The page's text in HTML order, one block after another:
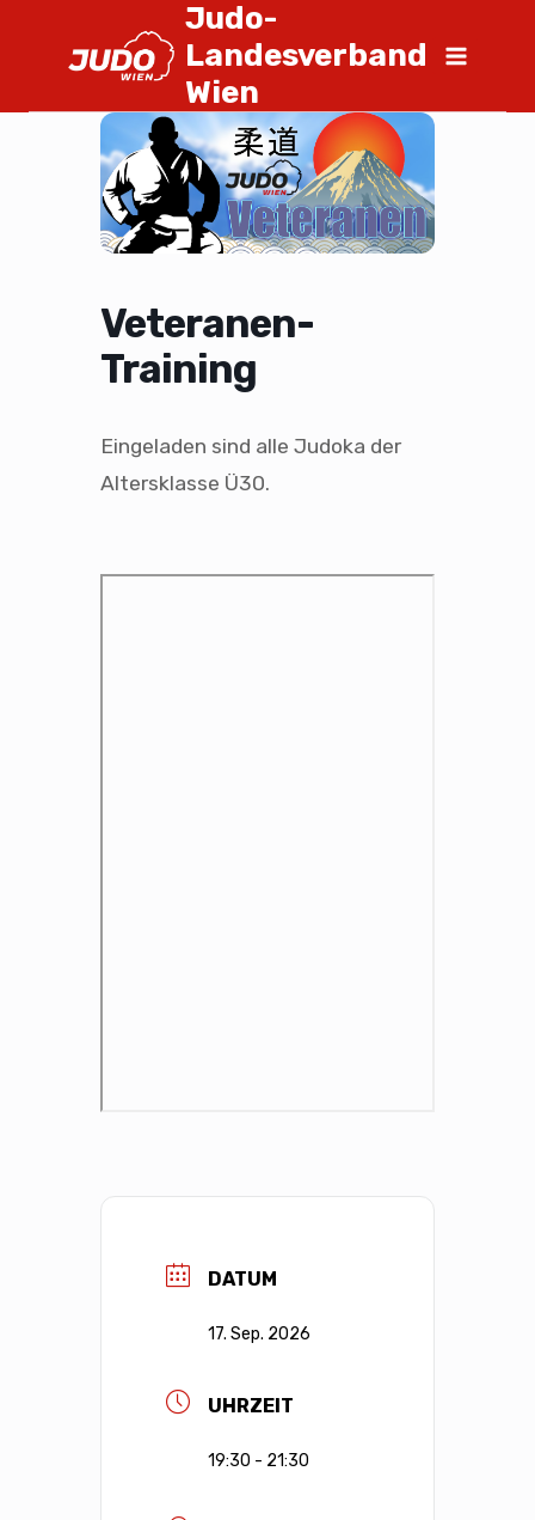
Judo-
Landesverband
Wien
Veteranen-
Training
Eingeladen sind alle Judoka der
Altersklasse Ü30.
DATUM
17. Sep. 2026
UHRZEIT
19:30 - 21:30